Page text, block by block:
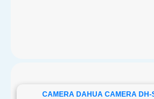
CAMERA DAHUA CAMERA DH-